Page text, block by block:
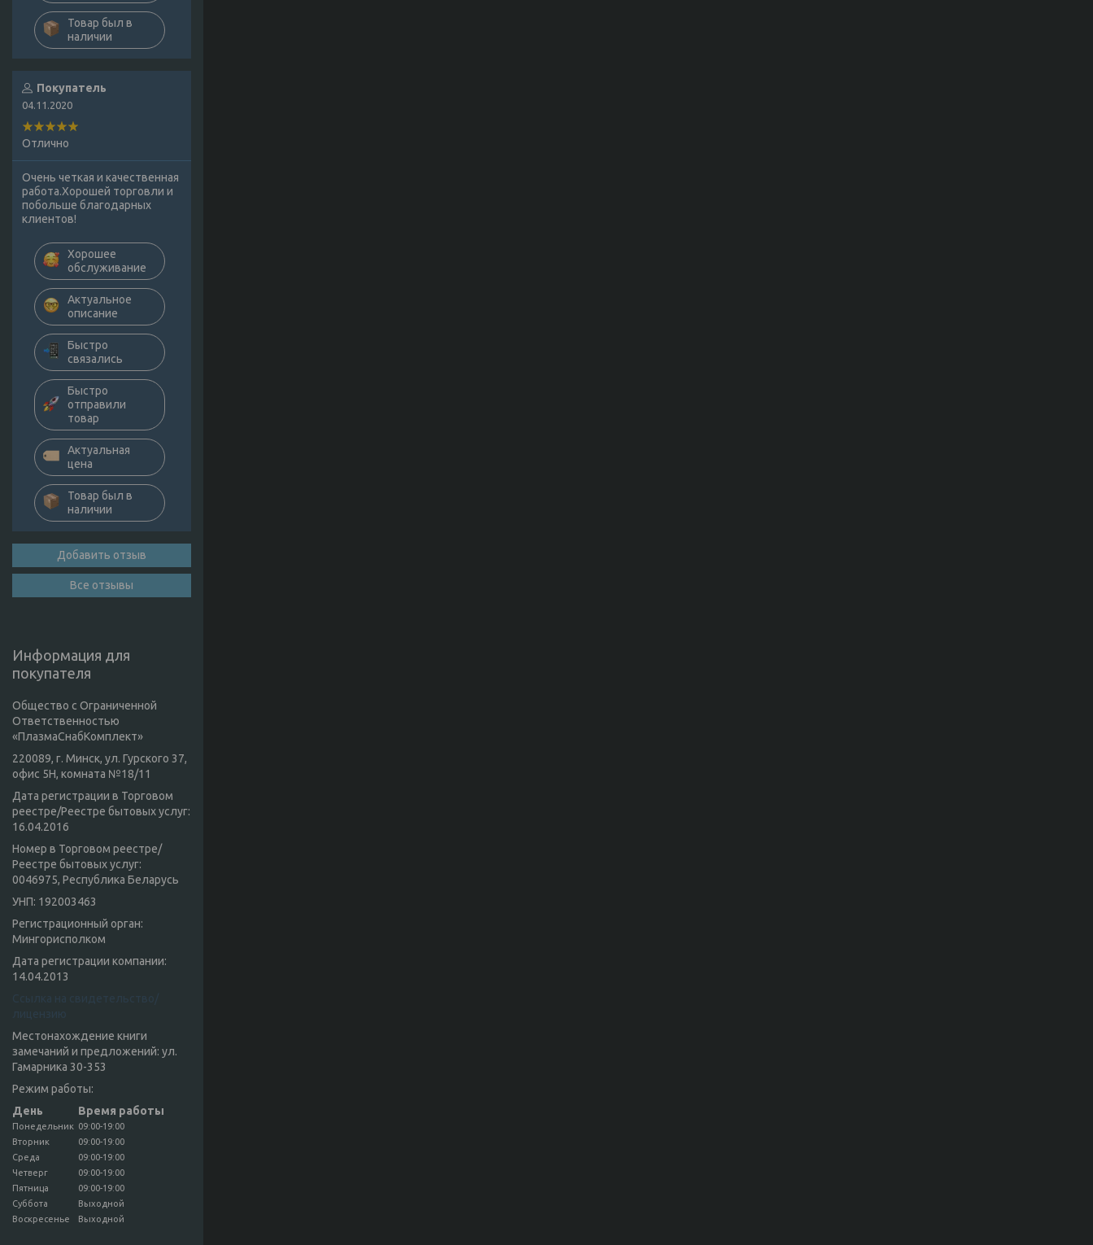
Товар был в
наличии
Покупатель
04.11.2020
Отлично
Очень четкая и качественная
работа.Хорошей торговли и
побольше благодарных
клиентов!
Хорошее
обслуживание
Актуальное
описание
Быстро
связались
Быстро
отправили
товар
Актуальная
цена
Товар был в
наличии
Добавить отзыв
Все отзывы
Информация для
покупателя
Общество с Ограниченной
Ответственностью
«ПлазмаСнабКомплект»
220089, г. Минск, ул. Гурского 37,
офис 5Н, комната №18/11
Дата регистрации в Торговом
реестре/Реестре бытовых услуг:
16.04.2016
Номер в Торговом реестре/
Реестре бытовых услуг:
0046975, Республика Беларусь
УНП: 192003463
Регистрационный орган:
Мингорисполком
Дата регистрации компании:
14.04.2013
Ссылка на свидетельство/
Местонахождение книги
замечаний и предложений: ул.
Гамарника 30-353
Режим работы:
День
Время работы
Понедельник 09:00-19:00
Вторник
09:00-19:00
Среда
09:00-19:00
Четверг
09:00-19:00
Пятница
09:00-19:00
Суббота
Выходной
Воскресенье
Выходной